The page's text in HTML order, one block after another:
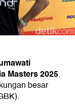
Masters 2025.
besar